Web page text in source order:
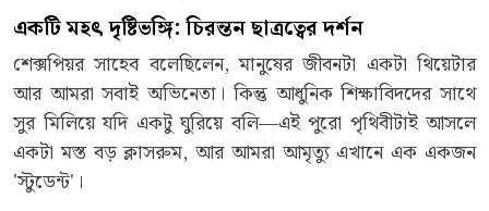
একটি মহৎ দৃষ্টিভঙ্গি:চিরন্তন ছাত্রত্বের দর্শন
শেক্সপিয়র সাহেব বলেছিলেন, মানুষের জীবনটা একটা থিয়েটার
আর আমরা সবাই অভিনেতা। কিন্তু আধুনিক শিক্ষাবিদদের সাথে
সুর মিলিয়ে যদি একটু ঘুরিয়ে বলি—এই পুরো পৃথিবীটাই আসলে
একটা মস্ত বড় ক্লাসরুম, আর আমরা আমৃত্যু এখানে এক একজন
'স্টুডেন্ট'।